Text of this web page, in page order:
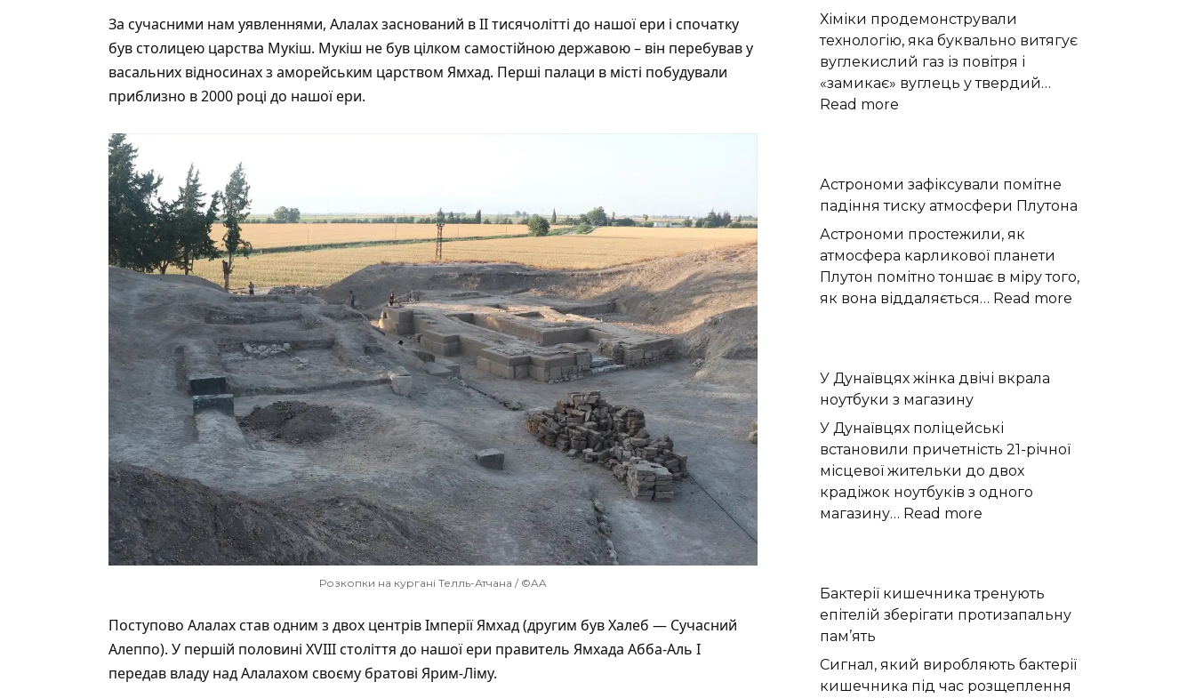
За сучасними нам уявленнями, Алалах заснований в II тисячолітті до нашої ери і спочатку
був столицею царства Мукіш. Мукіш не був цілком самостійною державою – він перебував у
васальних відносинах з аморейським царством Ямхад. Перші палаци в місті побудували
приблизно в 2000 році до нашої ери.
Розкопки на кургані Телль-Атчана / ©AA
Поступово Алалах став одним з двох центрів Імперії Ямхад (другим був Халеб — Сучасний
Алеппо). У першій половині XVIII століття до нашої ери правитель Ямхада Абба-Аль I
передав владу над Алалахом своєму братові Ярим-Ліму.
хвильової
функції
Хіміки продемонстрували
технологію, яка буквально витягує
вуглекислий газ із повітря і
«замикає» вуглець у твердий…
Read more
як
CO₂
з
повітря
перетворюється
на
Астрономи зафіксували помітне
падіння тиску атмосфери Плутона
Астрономи простежили, як
атмосфера карликової планети
Плутон помітно тоншає в міру того,
як вона віддаляється… Read more
У Дунаївцях жінка двічі вкрала
ноутбуки з магазину
У Дунаївцях поліцейські
встановили причетність 21-річної
місцевої жительки до двох
крадіжок ноутбуків з одного
магазину… Read more
двічі
вкрала
з
магазину
Бактерії кишечника тренують
епітелій зберігати протизапальну
пам’ять
Сигнал, який виробляють бактерії
кишечника під час розщеплення